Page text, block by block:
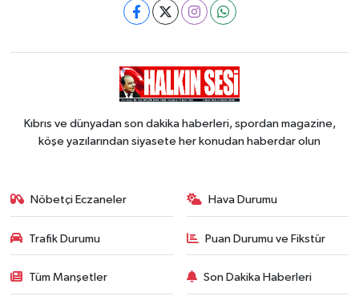
Kıbrıs ve dünyadan son dakika haberleri, spordan magazine,
köşe yazılarından siyasete her konudan haberdar olun
Nöbetçi Eczaneler Hava Durumu
Trafik Durumu Puan Durumu ve Fikstür
Tüm Manşetler Son Dakika Haberleri